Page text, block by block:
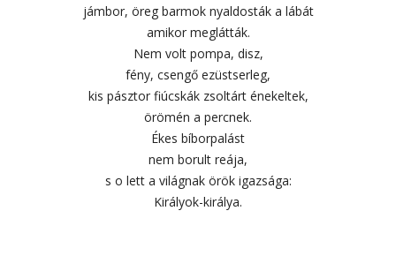
jámbor, öreg barmok nyaldosták a lábát
amikor meglátták.
Nem volt pompa, disz,
fény, csengő ezüstserleg,
kis pásztor fiúcskák zsoltárt énekeltek,
örömén a percnek.
Ékes bíborpalást
nem borult reája,
s o lett a világnak örök igazsága:
Királyok-királya.